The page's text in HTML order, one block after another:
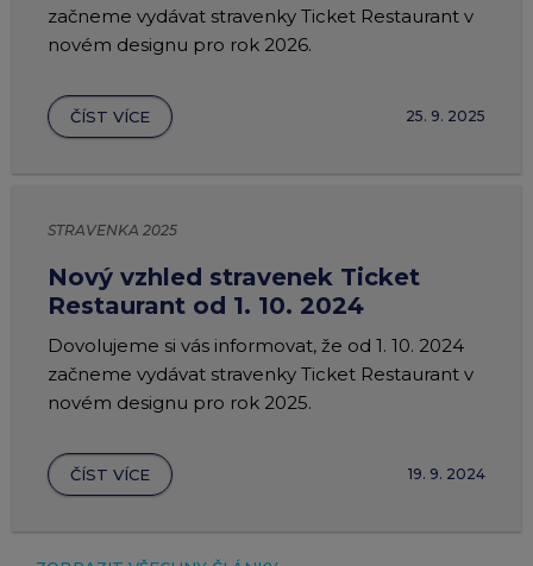
začneme vydávat stravenky Ticket Restaurant v
novém designu pro rok 2026.
ČÍST VÍCE 25. 9. 2025
STRAVENKA 2025
Nový vzhled stravenek Ticket
Restaurant od 1. 10. 2024
Dovolujeme si vás informovat, že od 1. 10. 2024
začneme vydávat stravenky Ticket Restaurant v
novém designu pro rok 2025.
ČÍST VÍCE 19. 9. 2024